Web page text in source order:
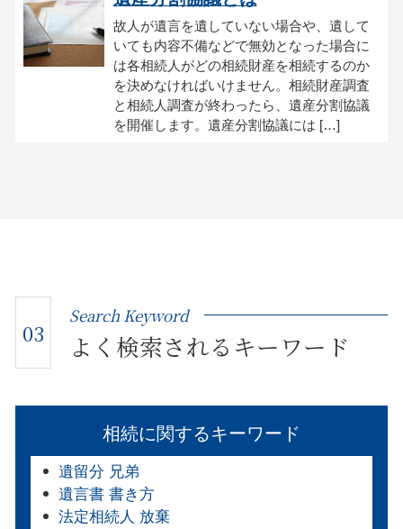
故人が遺言を遺していない場合や、遺して
いても内容不備などで無効となった場合に
は各相続人がどの相続財産を相続するのか
を決めなければいけません。相続財産調査
と相続人調査が終わったら、遺産分割協議
を開催します。遺産分割協議には […]
03
Search Keyword
よく検索されるキーワード
相続に関するキーワード
遺留分 兄弟
遺言書 書き方
法定相続人 放棄